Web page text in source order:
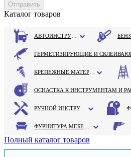
Каталог товаров
Полный каталог товаров